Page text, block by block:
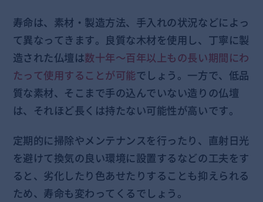
寿命は、素材・製造方法、手入れの状況などによっ
て異なってきます。良質な木材を使用し、丁寧に製
造された仏壇は数十年～百年以上もの長い期間にわ
たって使用することが可能でしょう。一方で、低品
質な素材、そこまで手の込んでいない造りの仏壇
は、それほど長くは持たない可能性が高いです。
定期的に掃除やメンテナンスを行ったり、直射日光
を避けて換気の良い環境に設置するなどの工夫をす
ると、劣化したり色あせたりすることも抑えられる
ため、寿命も変わってくるでしょう。